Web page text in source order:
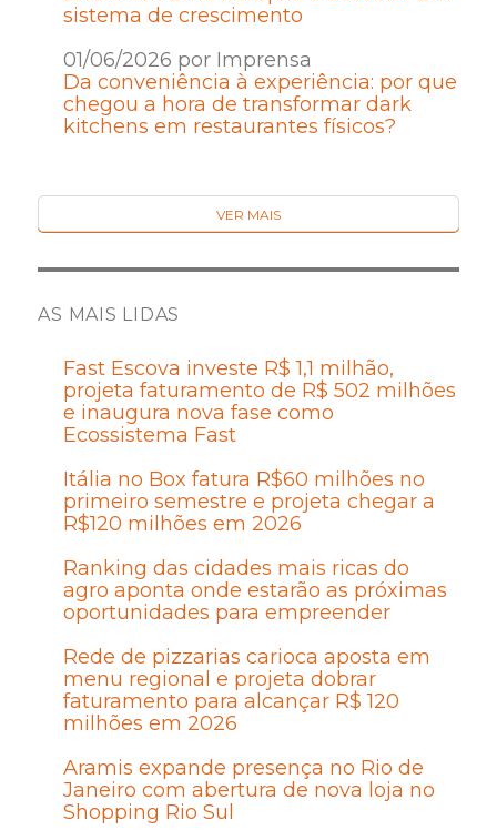
sistema de crescimento
01/06/2026 por Imprensa
Da conveniência à experiência: por que
chegou a hora de transformar dark
kitchens em restaurantes físicos?
VER MAIS
AS MAIS LIDAS
Fast Escova investe R$ 1,1 milhão,
projeta faturamento de R$ 502 milhões
e inaugura nova fase como
Ecossistema Fast
Itália no Box fatura R$60 milhões no
primeiro semestre e projeta chegar a
R$120 milhões em 2026
Ranking das cidades mais ricas do
agro aponta onde estarão as próximas
oportunidades para empreender
Rede de pizzarias carioca aposta em
menu regional e projeta dobrar
faturamento para alcançar R$ 120
milhões em 2026
Aramis expande presença no Rio de
Janeiro com abertura de nova loja no
Shopping Rio Sul